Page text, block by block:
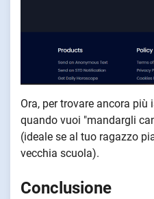
Ora, per trovare ancora
quando vuoi "mandargli
(ideale se al tuo ragazzo
vecchia scuola).
Conclusione